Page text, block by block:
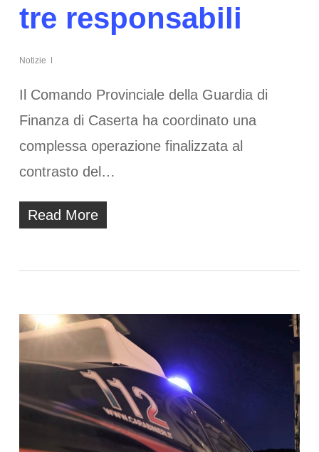
tre responsabili
Notizie
Il Comando Provinciale della Guardia di
Finanza di Caserta ha coordinato una
complessa operazione finalizzata al
contrasto del…
Read More